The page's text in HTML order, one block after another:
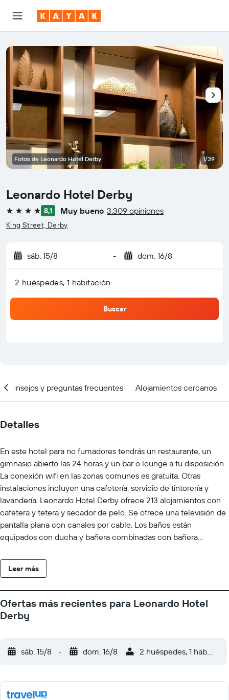
Leonardo Hotel Derby
4 estrellas 8,1 Muy bueno 3.309 opiniones
King Street, Derby
sáb. 15/8 - dom. 16/8
2 huéspedes, 1 habitación
Buscar
Fotos de Leonardo Hotel Derby 1/39
Consejos y preguntas frecuentes Alojamientos cercanos
Detalles
En este hotel para no fumadores tendrás un restaurante, un
gimnasio abierto las 24 horas y un bar o lounge a tu disposición.
La conexión wifi en las zonas comunes es gratuita. Otras
instalaciones incluyen una cafetería, servicio de tintorería y
lavandería. Leonardo Hotel Derby ofrece 213 alojamientos con
cafetera y tetera y secador de pelo. Se ofrece una televisión de
pantalla plana con canales por cable. Los baños están
equipados con ducha y bañera combinadas con bañera
nuestro acceso a Internet gratis (por cable y wifi). Los servicios
de ocio y esparcimiento en este hotel incluyen gimnasio abierto
Leer más
Ofertas más recientes para Leonardo Hotel
Derby
sáb. 15/8 - dom. 16/8 2 huéspedes, 1